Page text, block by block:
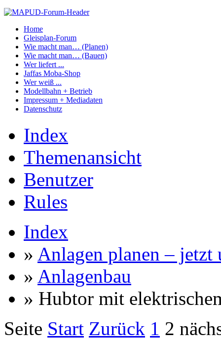
Home
Gleisplan-Forum
Wie macht man… (Planen)
Wie macht man… (Bauen)
Wer liefert ...
Jaffas Moba-Shop
Wer weiß ...
Modellbahn + Betrieb
Impressum + Mediadaten
Datenschutz
Index
Themenansicht
Benutzer
Rules
Index
» Anlagen planen – jetzt
» Anlagenbau
» Hubtor mit
Seite Start Zurück 1 2